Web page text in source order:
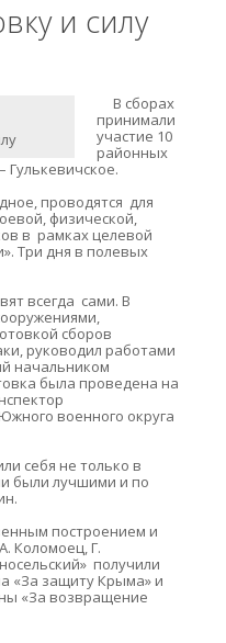
и силу
В сборах
принимали
участие 10
районных
Гулькевичское.
проводятся для
физической,
в рамках целевой
Три дня в полевых
всегда сами. В
сборов
руководил работами
начальником
была проведена на
военного округа
себя не только в
были лучшими и по
построением и
Коломоец, Г.
получили
«За защиту Крыма» и
«За возвращение